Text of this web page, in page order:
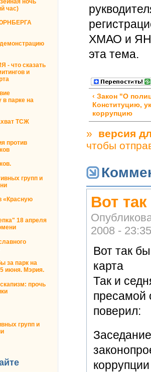
час)
- что сказать
и
в парке на
ТСЖ
против
групп и
«Красную
18 апреля
за парк на
июня. Мэрия.
прочь
групп и
ХМАО и
эта тема.
‹ Закон "О
Конституцию,
коррупцию
»
версия
чтобы
Вот
2008 - 23:35
Вот так
карта
Так и
пресамой
поверил: